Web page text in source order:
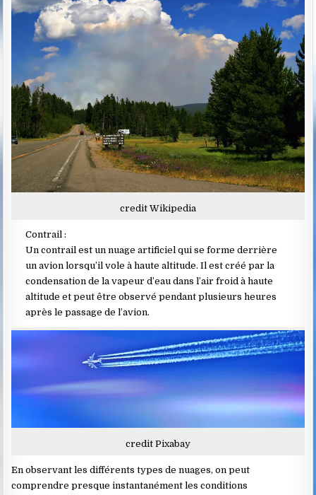
credit Wikipedia
Contrail :
Un contrail est un nuage artificiel qui se forme derrière
un avion lorsqu’il vole à haute altitude. Il est créé par la
condensation de la vapeur d’eau dans l’air froid à haute
altitude et peut être observé pendant plusieurs heures
après le passage de l’avion.
credit Pixabay
En observant les différents types de nuages, on peut
comprendre presque instantanément les conditions